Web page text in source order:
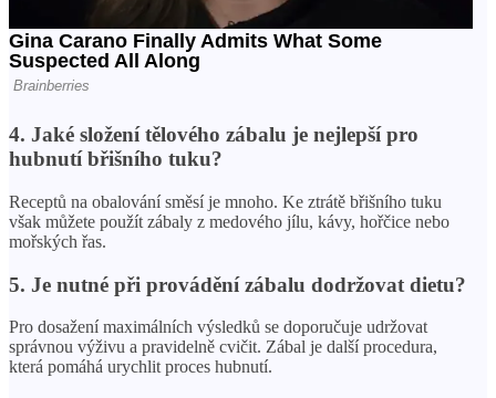
4. Jaké složení tělového zábalu je nejlepší pro
hubnutí břišního tuku?
Receptů na obalování směsí je mnoho. Ke ztrátě břišního tuku
však můžete použít zábaly z medového jílu, kávy, hořčice nebo
mořských řas.
5. Je nutné při provádění zábalu dodržovat dietu?
Pro dosažení maximálních výsledků se doporučuje udržovat
správnou výživu a pravidelně cvičit. Zábal je další procedura,
která pomáhá urychlit proces hubnutí.